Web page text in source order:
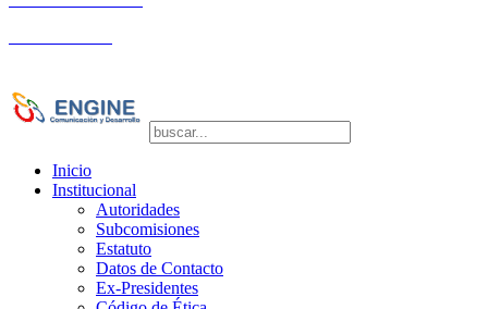
Inicio
Institucional
Autoridades
Subcomisiones
Estatuto
Datos de Contacto
Ex-Presidentes